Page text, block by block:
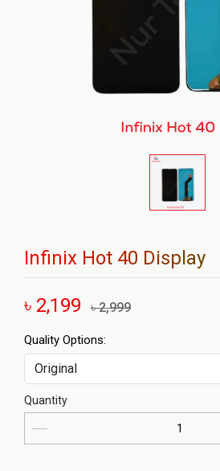
Infinix Hot 40 Display
৳ 2,199 ৳ 2,999
Quality Options:
Quantity